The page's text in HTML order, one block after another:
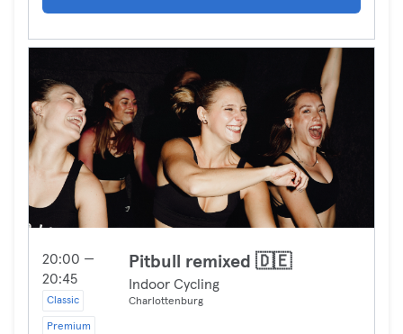
20:00 —
20:45
Classic
Premium
Pitbull remixed 🇩🇪
Indoor Cycling
Charlottenburg